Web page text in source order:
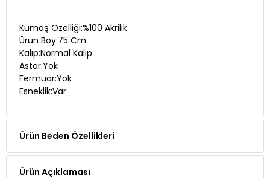
Ürün Boy:75 Cm
Kalıp:Normal Kalıp
Astar:Yok
Fermuar:Yok
Esneklik:Var
Ürün Beden Özellikleri
Ürün Açıklaması